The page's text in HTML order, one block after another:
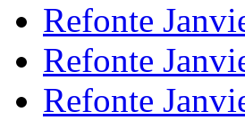
Refonte
Refonte
Refonte